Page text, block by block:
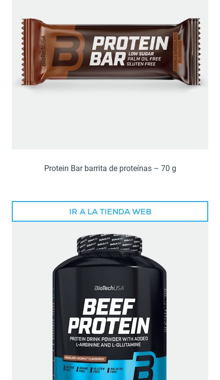
Protein Bar barrita de proteínas – 70 g
IR A LA TIENDA WEB